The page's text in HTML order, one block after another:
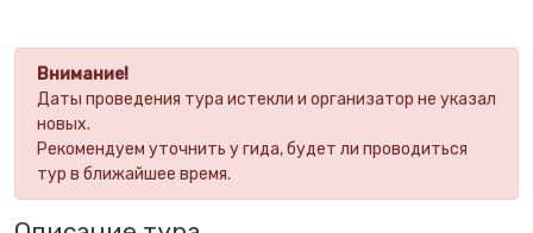
Внимание!
Даты проведения тура истекли и организатор не указал
новых.
Рекомендуем уточнить у гида, будет ли проводиться
тур в ближайшее время.